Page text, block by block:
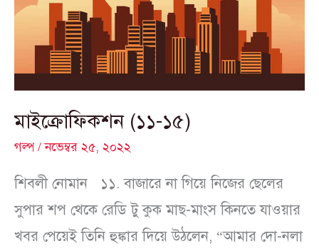
মাইক্রোফিকশন (১১-১৫)
গল্প/নভেম্বর ২৫, ২০২২
শিবলী নোমান ১১. বাজারে না গিয়ে নিজের ছেলের
সুপার শপ থেকে রেডি টু কুক মাছ-মাংস কিনতে যাওয়ার
খবর পেয়েই তিনি হুঙ্কার দিয়ে উঠলেন, “আমার দো-নলা